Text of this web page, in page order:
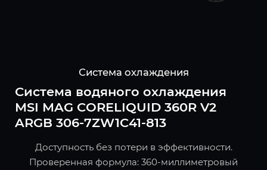
Система охлаждения
Система водяного охлаждения
MSI MAG CORELIQUID 360R V2
ARGB 306-7ZW1C41-813
Доступность без потери в эффективности.
Проверенная формула: 360-миллиметровый